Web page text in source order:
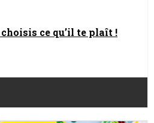
ce qu’il te plaît !